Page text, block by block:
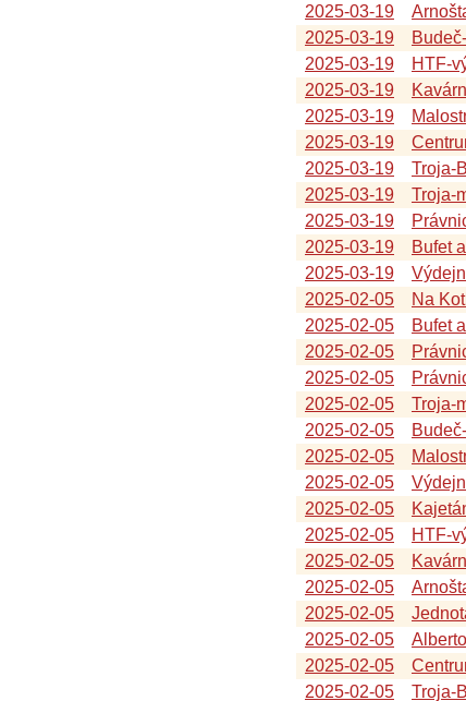
2025-03-19
2025-03-19
2025-03-19
HTF-
2025-03-19
2025-03-19
2025-03-19
2025-03-19
Troja-
2025-03-19
Troja-
2025-03-19
2025-03-19
Bufet
2025-03-19
2025-02-05
Na
2025-02-05
Bufet
2025-02-05
2025-02-05
2025-02-05
Troja-
2025-02-05
2025-02-05
2025-02-05
2025-02-05
2025-02-05
HTF-
2025-02-05
2025-02-05
2025-02-05
2025-02-05
2025-02-05
2025-02-05
Troja-